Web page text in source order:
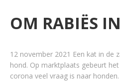
OM RABIËS
12 november 2021 Een kat in de
hond. Op marktplaats gebeurt
corona veel vraag is naar